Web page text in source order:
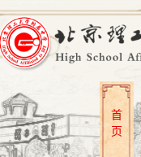
首
页